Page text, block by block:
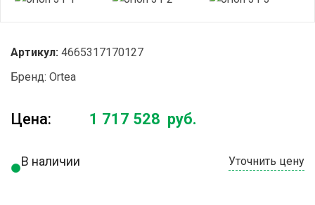
Артикул: 4665317170127
Бренд: Ortea
Цена: 1 717 528 руб.
В наличии Уточнить цену